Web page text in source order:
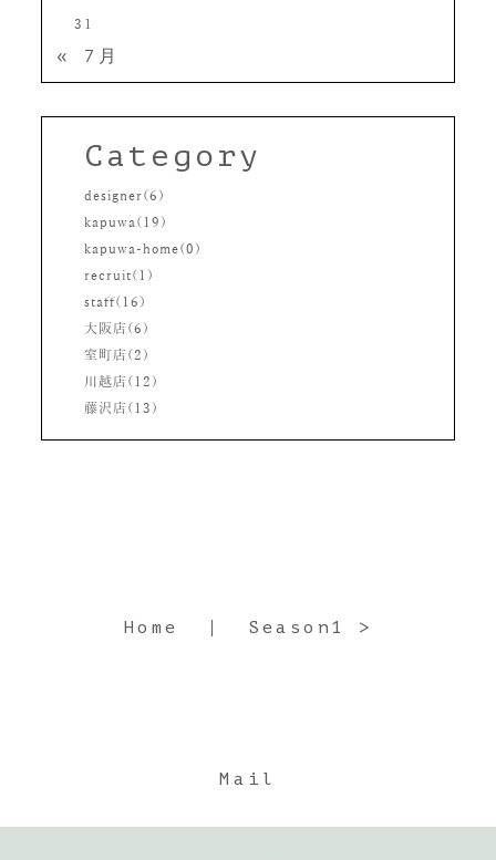
31
« 7月
Category
designer(6)
kapuwa(19)
kapuwa-home(0)
recruit(1)
staff(16)
大阪店(6)
室町店(2)
川越店(12)
藤沢店(13)
Home Season1 >
Mail